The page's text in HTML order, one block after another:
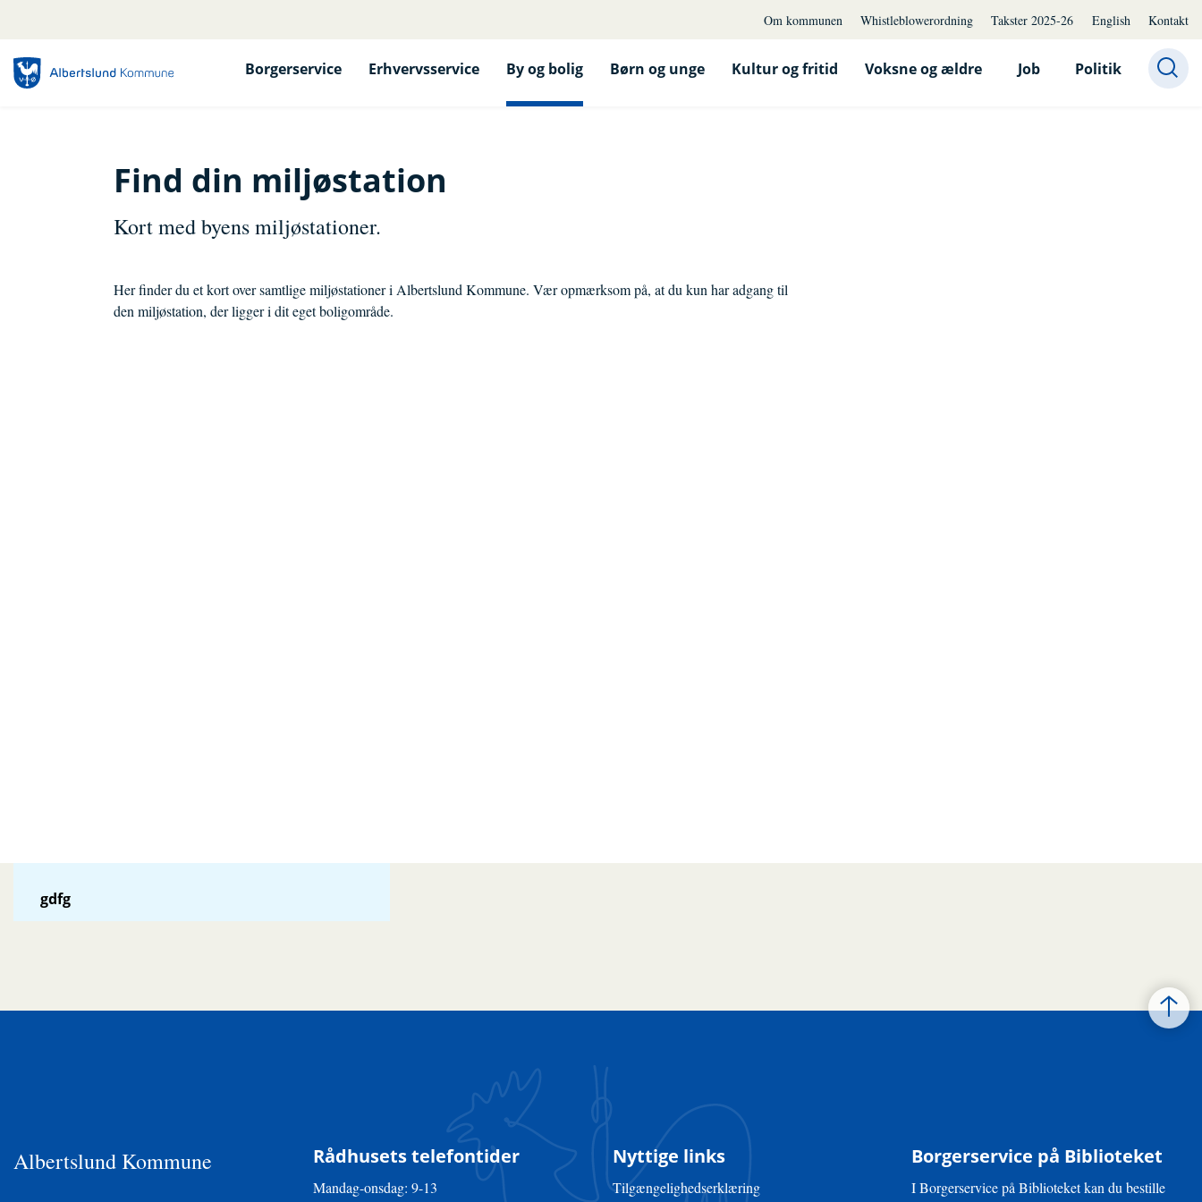
Om kommunen Whistleblowerordning Takster 2025-26 English Kontakt
Borgerservice Erhvervsservice By og bolig Børn og unge Kultur og fritid Voksne og ældre Job Politik
Find din miljøstation
Kort med byens miljøstationer.
Her finder du et kort over samtlige miljøstationer i Albertslund Kommune. Vær opmærksom på, at du kun har adgang til
den miljøstation, der ligger i dit eget boligområde.
gdfg
Albertslund Kommune
Rådhusets telefontider
Mandag-onsdag: 9-13
Nyttige links
Tilgængelighedserklæring
Borgerservice på Biblioteket
I Borgerservice på Biblioteket kan du bestille